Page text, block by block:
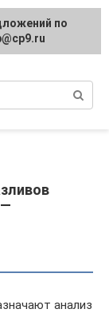
анализ
по